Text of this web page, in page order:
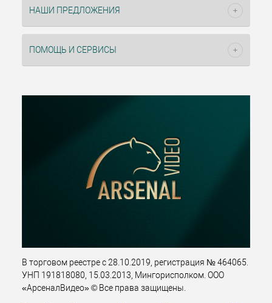
НАШИ ПРЕДЛОЖЕНИЯ
ПОМОЩЬ И СЕРВИСЫ
В торговом реестре с 28.10.2019, регистрация № 464065.
УНП 191818080, 15.03.2013, Мингорисполком. ООО
«АрсеналВидео» © Все права защищены.